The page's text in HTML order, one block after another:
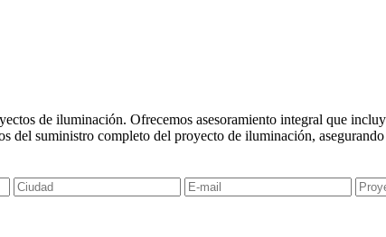
de iluminación. Ofrecemos asesoramiento integral que
del suministro completo del proyecto de iluminación,